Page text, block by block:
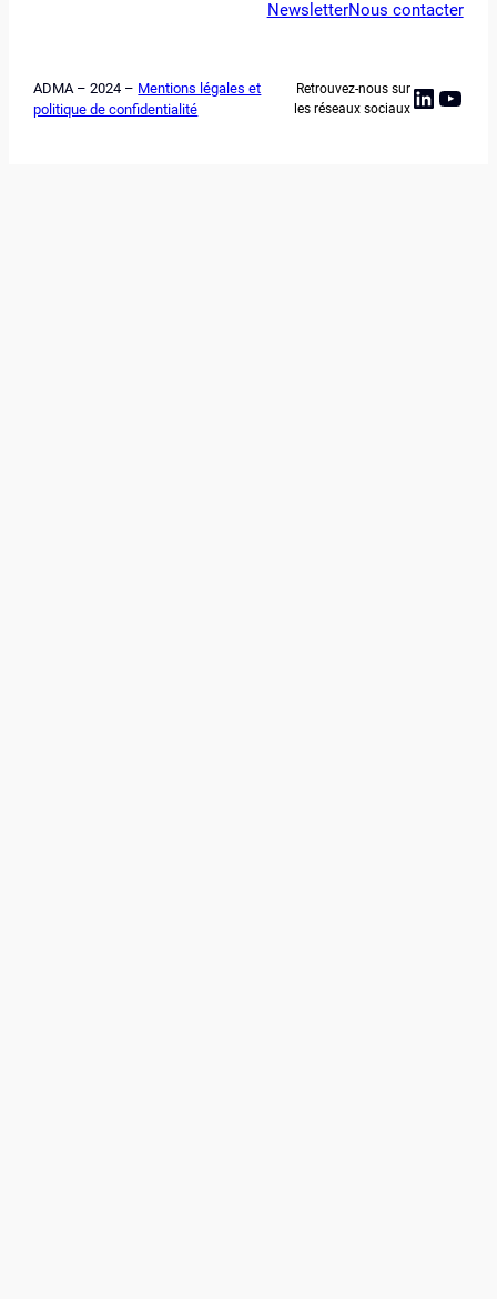
NewsletterNous contacter
ADMA – 2024 – Mentions légales et
politique de confidentialité
Retrouvez-nous sur
les réseaux sociaux